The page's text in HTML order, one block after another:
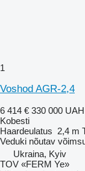
1
Voshod AGR-2,4
6 414 € 330 000 UAH
Kobesti
Haardeulatus 2,4 m
Veduki nõutav
Ukraina, Kyiv
TOV «FERM Ye»